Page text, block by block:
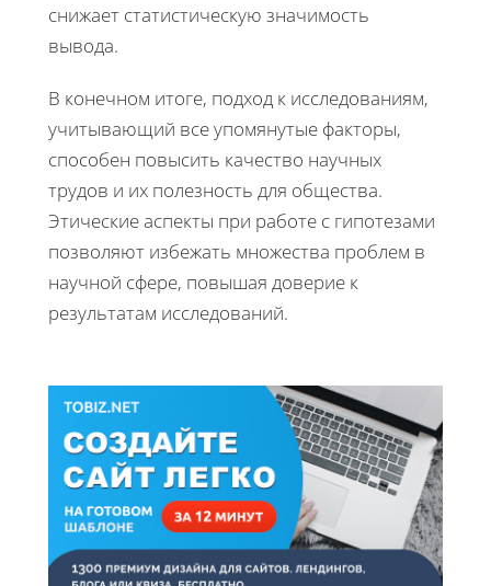
снижает статистическую значимость
вывода.
В конечном итоге, подход к исследованиям,
учитывающий все упомянутые факторы,
способен повысить качество научных
трудов и их полезность для общества.
Этические аспекты при работе с гипотезами
позволяют избежать множества проблем в
научной сфере, повышая доверие к
результатам исследований.